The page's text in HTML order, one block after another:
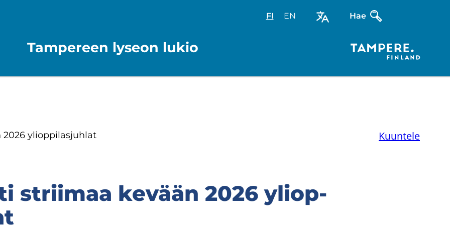
FIValitse
ENSelect
Hae
Tampereen lyseon lukio
yli­op­pi­las­juh­lat Kuuntele
strii­maa ke­vään 2026 yli­op­